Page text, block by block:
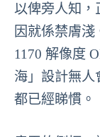
以俾旁人知，
因就係禁膚淺
1170 解像度
海」設計無人
都已經睇慣。